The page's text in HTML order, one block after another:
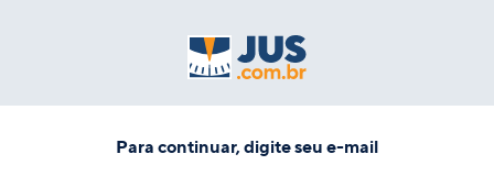
Para continuar, digite seu e-mail